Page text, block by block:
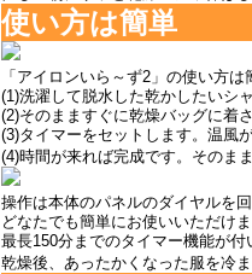
使い方は簡単
「アイロンいら～ず2」の使い方は
(1)洗濯して脱水した乾かしたいシ
(2)そのまますぐに乾燥バッグに着
(3)タイマーをセットします。温風
(4)時間が来れば完成です。そのま
操作は本体のパネルのダイヤルを
どなたでも簡単にお使いいただけ
最長150分までのタイマー機能が
乾燥後、あったかくなった服を冷